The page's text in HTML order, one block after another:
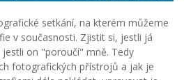
setkání, na kterém můžeme
v současnosti. Zjistit si, jestli já
on "poroučí" mně. Tedy
fotografických přístrojů a jak je